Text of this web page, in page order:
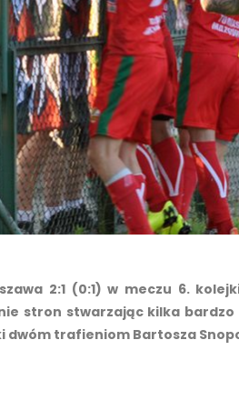
2:1 (0:1) w meczu 6.
stron stwarzając kilka
trafieniom Bartosza